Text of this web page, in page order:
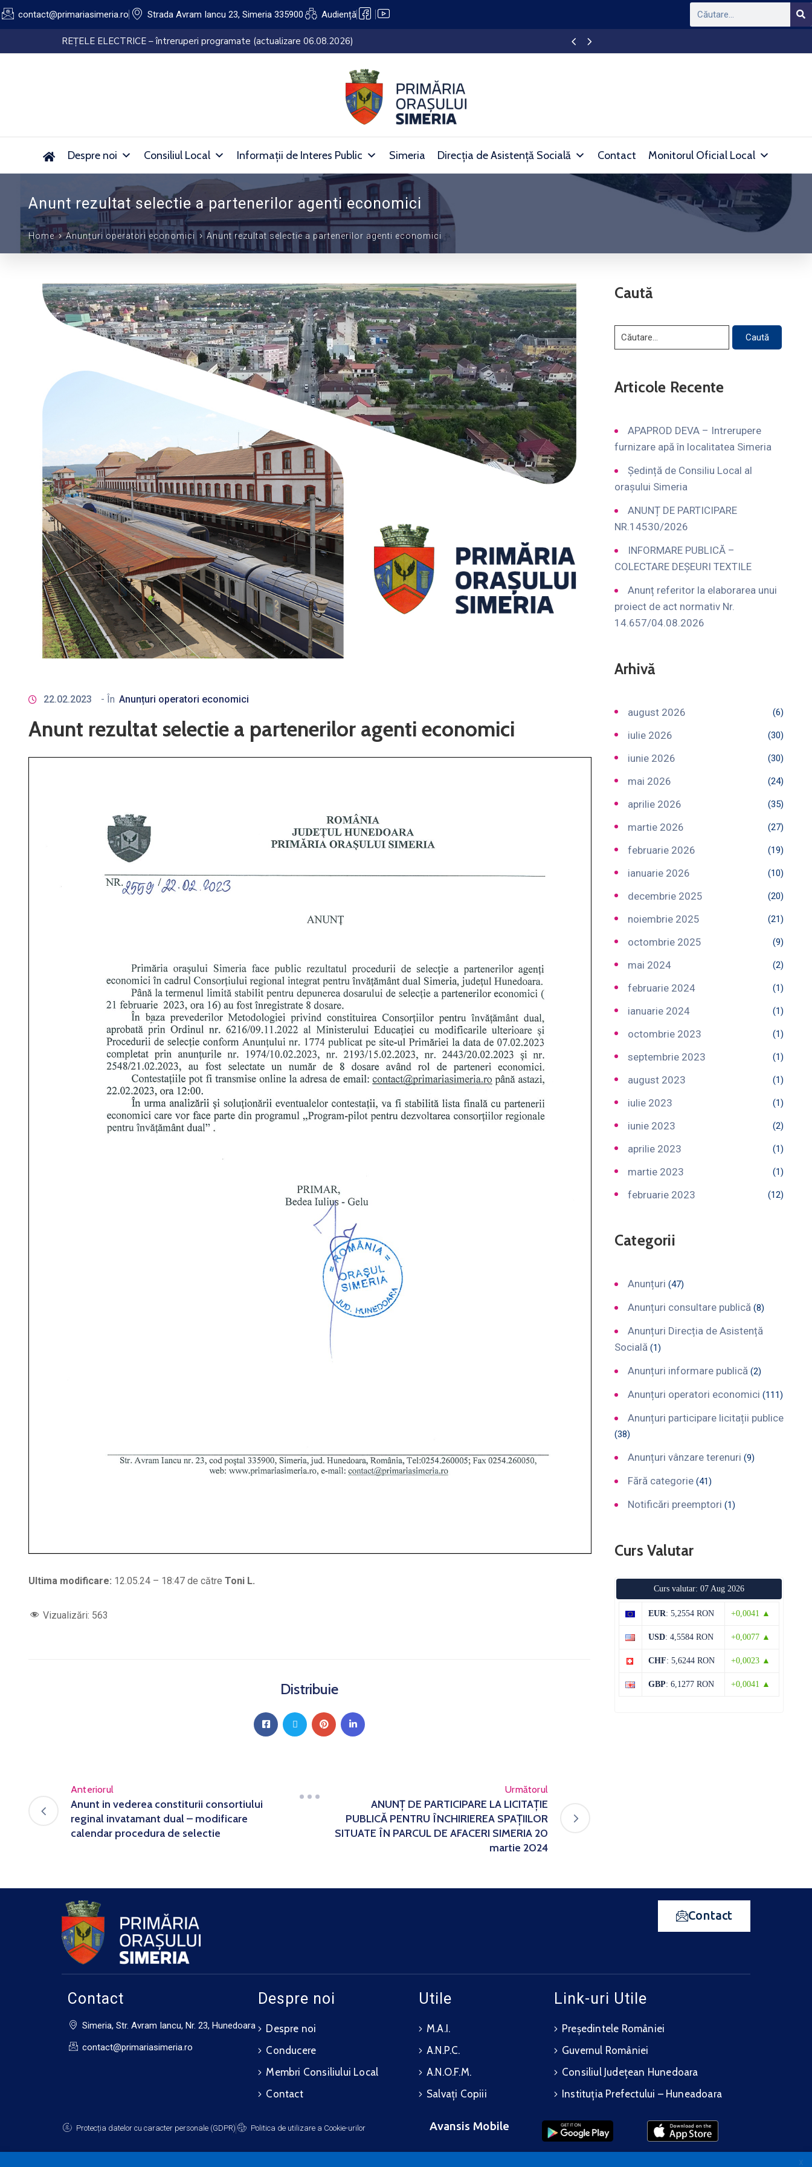
contact@primariasimeria.ro Strada Avram Iancu 23, Simeria 335900 Audiență
Lucrări de dezinsecție pe domeniul public al Orașului Simeria (27.07.2026 – 05.08.2026)
Despre noi Consiliul Local Informații de Interes Public Simeria Direcția de Asistență Socială Contact Monitorul Oficial Local
Anunt rezultat selectie a partenerilor agenti economici
Home Anunțuri operatori economici Anunt rezultat selectie a partenerilor agenti economici
22.02.2023 - În Anunțuri operatori economici
Anunt rezultat selectie a partenerilor agenti economici
Ultima modificare: 12.05.24 – 18:47 de către Toni L.
Vizualizări: 563
Distribuie
Anteriorul
Anunt in vederea constiturii consortiului
reginal invatamant dual – modificare
calendar procedura de selectie
Următorul
ANUNŢ DE PARTICIPARE LA LICITAŢIE
PUBLICĂ PENTRU ÎNCHIRIEREA SPAȚIILOR
SITUATE ÎN PARCUL DE AFACERI SIMERIA 20
martie 2024
Caută
Articole Recente
APAPROD DEVA – Intrerupere
furnizare apă în localitatea Simeria
Ședință de Consiliu Local al
orașului Simeria
ANUNȚ DE PARTICIPARE
NR.14530/2026
INFORMARE PUBLICĂ –
COLECTARE DEȘEURI TEXTILE
Anunț referitor la elaborarea unui
proiect de act normativ Nr.
14.657/04.08.2026
Arhivă
august 2026 (6)
iulie 2026 (30)
iunie 2026 (30)
mai 2026 (24)
aprilie 2026 (35)
martie 2026 (27)
februarie 2026 (19)
ianuarie 2026 (10)
decembrie 2025 (20)
noiembrie 2025 (21)
octombrie 2025 (9)
mai 2024 (2)
februarie 2024 (1)
ianuarie 2024 (1)
octombrie 2023 (1)
septembrie 2023 (1)
august 2023 (1)
iulie 2023 (1)
iunie 2023 (2)
aprilie 2023 (1)
martie 2023 (1)
februarie 2023 (12)
Categorii
Anunțuri (47)
Anunțuri consultare publică (8)
Anunțuri Direcția de Asistență
Socială (1)
Anunțuri informare publică (2)
Anunțuri operatori economici (111)
Anunțuri participare licitații publice
(38)
Anunțuri vânzare terenuri (9)
Fără categorie (41)
Notificări preemptori (1)
Curs Valutar
Curs valutar: 07 Aug 2026
EUR: 5,2554 RON +0,0041 ▲
USD: 4,5584 RON +0,0077 ▲
CHF: 5,6244 RON +0,0023 ▲
GBP: 6,1277 RON +0,0041 ▲
Contact
Contact
Simeria, Str. Avram Iancu, Nr. 23, Hunedoara
contact@primariasimeria.ro
Despre noi
Despre noi
Conducere
Membri Consiliului Local
Contact
Utile
M.A.I.
A.N.P.C.
A.N.O.F.M.
Salvați Copiii
Link-uri Utile
Președintele României
Guvernul României
Consiliul Județean Hunedoara
Instituția Prefectului – Huneadoara
Protecția datelor cu caracter personale (GDPR) Politica de utilizare a Cookie-urilor Avansis Mobile
X